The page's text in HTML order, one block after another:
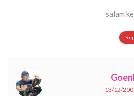
salam
13/12/